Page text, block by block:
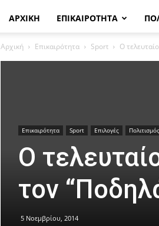
ΑΡΧΙΚΗ ΕΠΙΚΑΙΡΟΤΗΤΑ
Αρχική Επικαιρότητα Sport Ο
Επικαιρότητα Sport Επιλογές
Ο
τον
5 Νοεμβρίου, 2014